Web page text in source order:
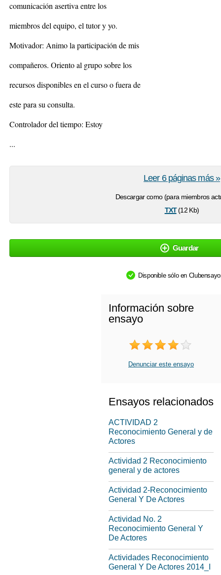
comunicación asertiva entre los
miembros del equipo, el tutor y yo.
Motivador: Animo la participación de mis
compañeros. Oriento al grupo sobre los
recursos disponibles en el curso o fuera de
este para su consulta.
Controlador del tiempo: Estoy
...
Descargar como (para miembros
txt(12 Kb)
Leer 6 páginas más »
Guardar
Disponible sólo en
Información sobre
ensayo
Denunciar este ensayo
Ensayos relacionados
ACTIVIDAD 2
Reconocimiento General y de
Actores
Actividad 2 Reconocimiento
general y de actores
Actividad 2-Reconocimiento
General Y De Actores
Actividad No. 2
Reconocimiento General Y
De Actores
Actividades Reconocimiento
General Y De Actores 2014_I